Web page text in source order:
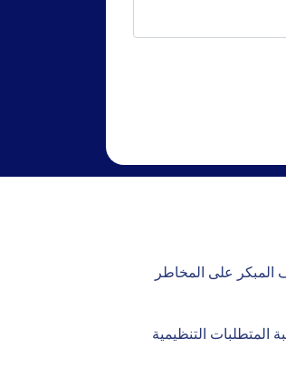
المبكر على المخاطر
المتطلبات التنظيمية